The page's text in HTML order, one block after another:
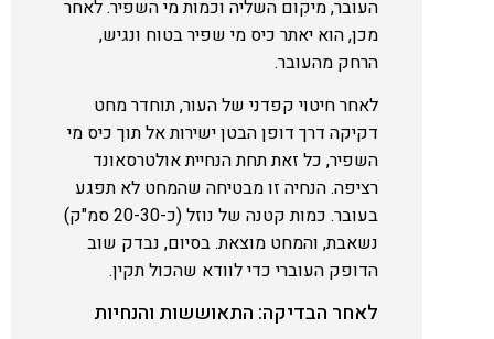
העובר, מיקום השליה וכמות מי השפיר. לאחר
מכן, הוא יאתר כיס מי שפיר בטוח ונגיש,
הרחק מהעובר.
לאחר חיטוי קפדני של העור, תוחדר מחט
דקיקה דרך דופן הבטן ישירות אל תוך כיס מי
השפיר, כל זאת תחת הנחיית אולטרסאונד
רציפה. הנחיה זו מבטיחה שהמחט לא תפגע
בעובר. כמות קטנה של נוזל (כ-20-30 סמ"ק)
נשאבת, והמחט מוצאת. בסיום, נבדק שוב
הדופק העוברי כדי לוודא שהכול תקין.
לאחר הבדיקה: התאוששות והנחיות